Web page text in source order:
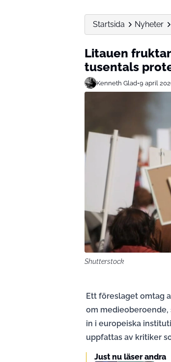
Startsida Nyheter
Litauen
tusentals
Kenneth Glad•9 april
Shutterstock
Ett föreslaget omtag
om medieoberoende,
in i europeiska
uppfattas av kritiker
Just nu läser andra